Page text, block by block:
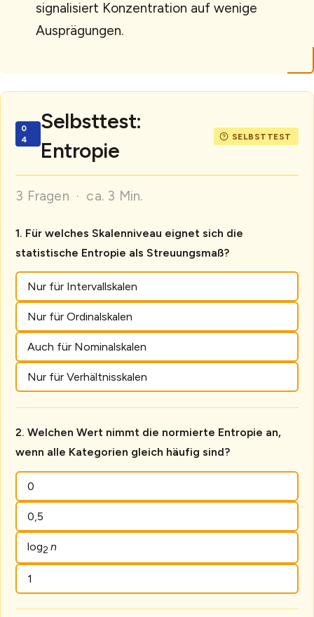
signalisiert Konzentration auf wenige
Ausprägungen.
Selbsttest:
Entropie
3 Fragen · ca. 3 Min.
Für welches Skalenniveau eignet sich die
statistische Entropie als Streuungsmaß?
Nur für Intervallskalen
Nur für Ordinalskalen
Auch für Nominalskalen
Nur für Verhältnisskalen
Welchen Wert nimmt die normierte Entropie an,
wenn alle Kategorien gleich häufig sind?
0
0,5
log2 n
1